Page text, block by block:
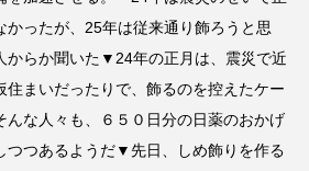
かったが、25年は従来通り飾ろうと思
からか聞いた▼24年の正月は、震災で近
住まいだったりで、飾るのを控えたケー
んな人々も、６５０日分の日薬のおかげ
つつあるようだ▼先日、しめ飾りを作る